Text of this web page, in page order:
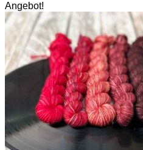
Angebot!